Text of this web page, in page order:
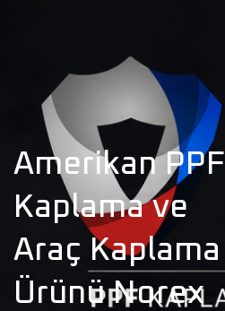
Amerikan PPF
Kaplama ve
Araç Kaplama
Ürünü Norex